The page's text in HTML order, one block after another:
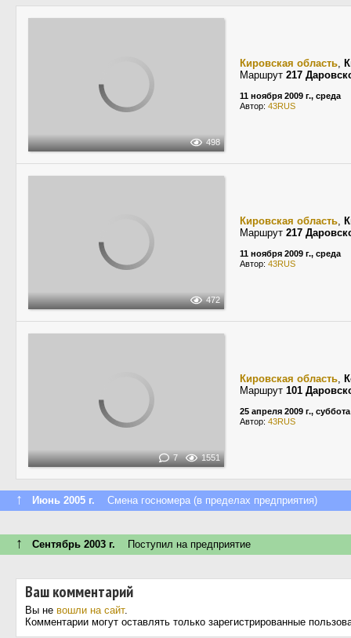
498
Кировская область,
Маршрут 217
11 ноября 2009 г., среда
Автор: 43RUS
472
Кировская область,
Маршрут 217
11 ноября 2009 г., среда
Автор: 43RUS
7 1551
Кировская область,
Маршрут 101
25 апреля 2009 г., суббота
Автор: 43RUS
↑ Июнь 2005 г. Смена госномера (в пределах предприятия)
↑ Сентябрь 2003 г. Поступил на предприятие
Ваш комментарий
Вы не вошли на сайт.
Комментарии могут оставлять только зарегистрированные